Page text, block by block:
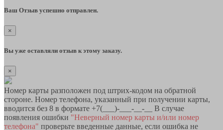
Ваш Отзыв успешно отправлен.
×
Вы уже оставляли отзыв к этому заказу.
×
Номер карты разположен под штрих-кодом на обратной
стороне. Номер телефона, указанный при получении карты,
вводится без 8 в формате +7(___)-___-__-__ В случае
появления ошибки "Неверный номер карты и/или номер
телефона" проверьте введенные данные, если ошибка не